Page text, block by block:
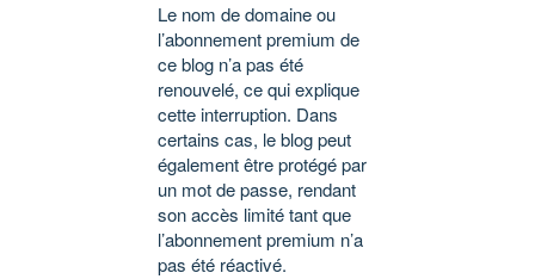
Le nom de domaine ou
l’abonnement premium de
ce blog n’a pas été
renouvelé, ce qui explique
cette interruption. Dans
certains cas, le blog peut
également être protégé par
un mot de passe, rendant
son accès limité tant que
l’abonnement premium n’a
pas été réactivé.